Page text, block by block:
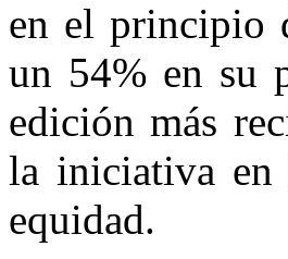
en el principio
un 54% en su
edición más
la iniciativa en
equidad.